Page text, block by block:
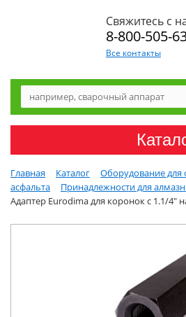
Свяжитесь с
8-800-505-
Все контакты
Главная Каталог
Оборудование для
асфальта
Принадлежности для
Адаптер Eurodima для коронок с 1.1/4"